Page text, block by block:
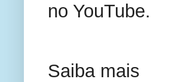
no YouTube.
Saiba mais